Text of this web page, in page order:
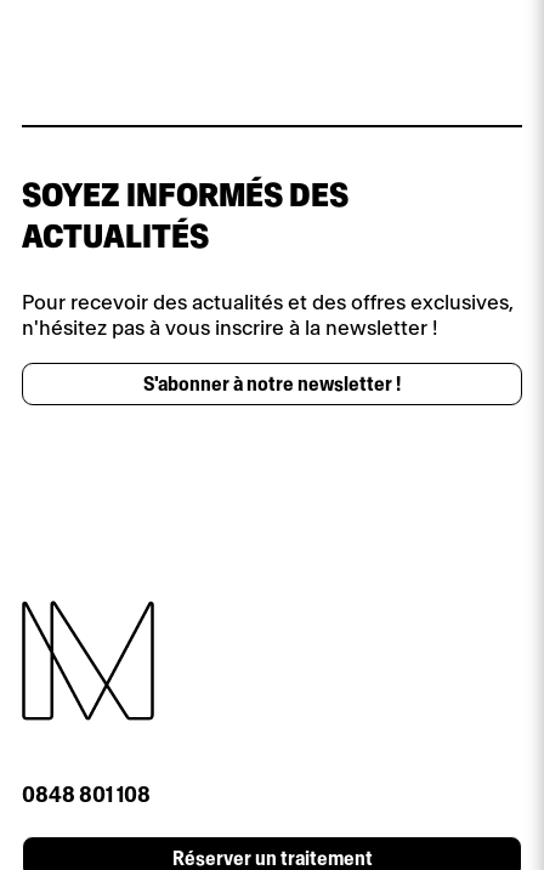
SOYEZ INFORMÉS DES
ACTUALITÉS
Pour recevoir des actualités et des offres exclusives,
n'hésitez pas à vous inscrire à la newsletter !
S'abonner à notre newsletter !
0848 801 108
Réserver un traitement